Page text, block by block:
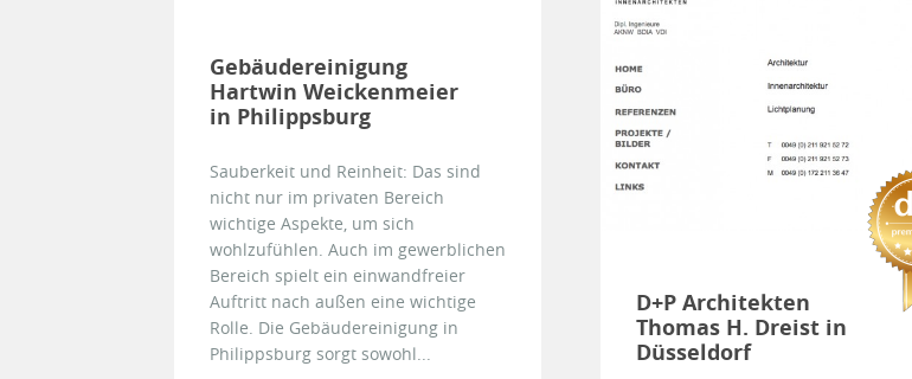
Gebäudereinigung
Hartwin Weickenmeier
in Philippsburg
Sauberkeit und Reinheit: Das sind
nicht nur im privaten Bereich
wichtige Aspekte, um sich
wohlzufühlen. Auch im gewerblichen
Bereich spielt ein einwandfreier
Auftritt nach außen eine wichtige
Rolle. Die Gebäudereinigung in
Philippsburg sorgt sowohl...
D+P Architekten
Thomas H. Dreist in
Düsseldorf